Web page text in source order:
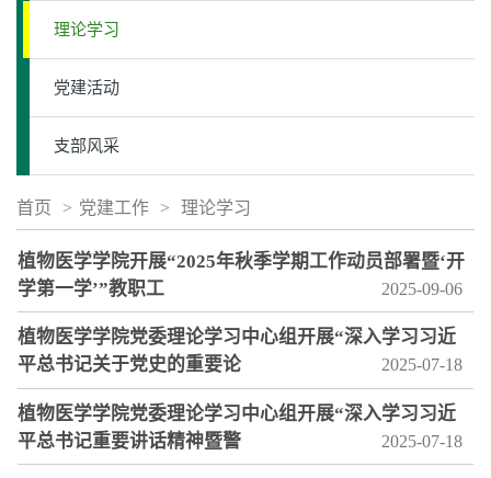
理论学习
党建活动
支部风采
首页 > 党建工作 > 理论学习
植物医学学院开展“2025年秋季学期工作动员部署暨‘开
学第一学’”教职工
2025-09-06
植物医学学院党委理论学习中心组开展“深入学习习近
平总书记关于党史的重要论
2025-07-18
植物医学学院党委理论学习中心组开展“深入学习习近
平总书记重要讲话精神暨警
2025-07-18